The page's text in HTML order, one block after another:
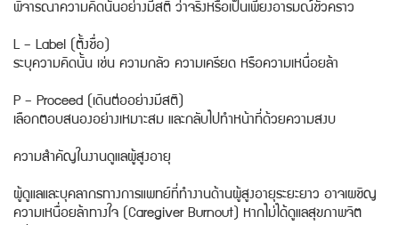
พิจารณาความคิดนั้นอย่างมีสติ ว่าจริงหรือเป็นเพียงอารมณ์ชั่วคราว
L – Label (ตั้งชื่อ)
ระบุความคิดนั้น เช่น ความกลัว ความเครียด หรือความเหนื่อยล้า
P – Proceed (เดินต่ออย่างมีสติ)
เลือกตอบสนองอย่างเหมาะสม และกลับไปทำหน้าที่ด้วยความสงบ
ความสำคัญในงานดูแลผู้สูงอายุ
ผู้ดูแลและบุคลากรทางการแพทย์ที่ทำงานด้านผู้สูงอายุระยะยาว อาจเผชิญ
ความเหนื่อยล้าทางใจ (Caregiver Burnout) หากไม่ได้ดูแลสุขภาพจิต